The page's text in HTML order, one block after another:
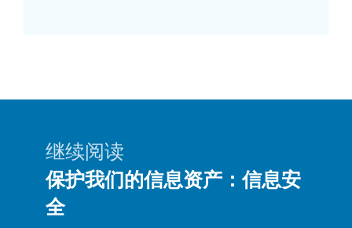
继续阅读
保护我们的信息资产：信息安
全